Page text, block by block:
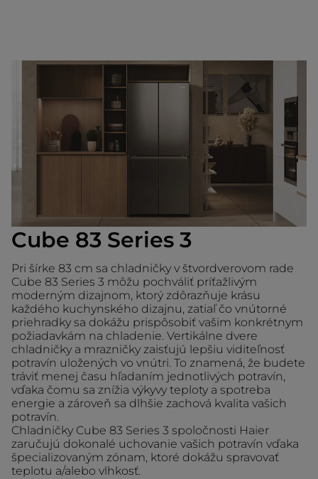
Cube 83 Series 3
Pri šírke 83 cm sa chladničky v štvordverovom rade
Cube 83 Series 3 môžu pochváliť príťažlivým
moderným dizajnom, ktorý zdôrazňuje krásu
každého kuchynského dizajnu, zatiaľ čo vnútorné
priehradky sa dokážu prispôsobiť vašim konkrétnym
požiadavkám na chladenie. Vertikálne dvere
chladničky a mrazničky zaisťujú lepšiu viditeľnosť
potravín uložených vo vnútri. To znamená, že budete
tráviť menej času hľadaním jednotlivých potravín,
vďaka čomu sa znížia výkyvy teploty a spotreba
energie a zároveň sa dlhšie zachová kvalita vašich
potravín.
Chladničky Cube 83 Series 3 spoločnosti Haier
zaručujú dokonalé uchovanie vašich potravín vďaka
špecializovaným zónam, ktoré dokážu spravovať
teplotu a/alebo vlhkosť.